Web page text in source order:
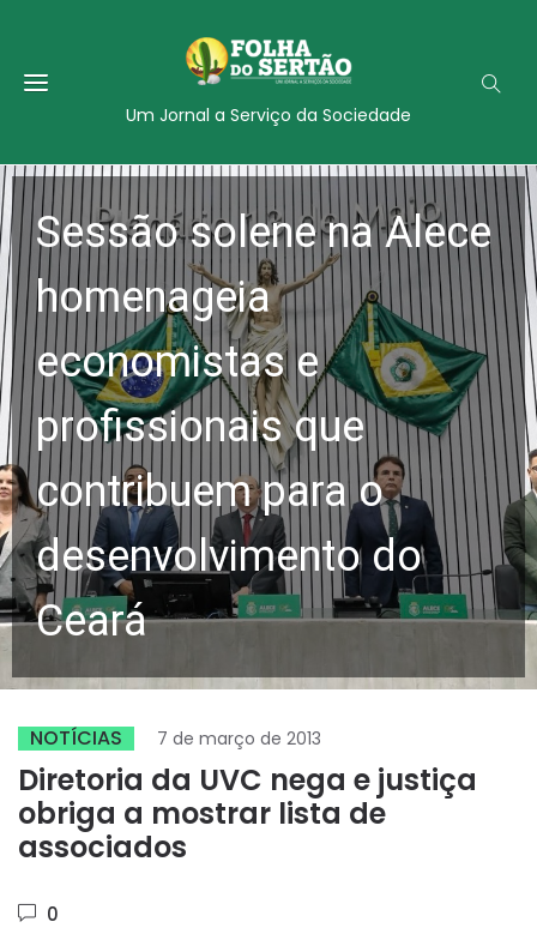
Um Jornal a Serviço da Sociedade
Sessão solene na Alece
homenageia
economistas e
profissionais que
contribuem para o
desenvolvimento do
Ceará
NOTÍCIAS 7 de março de 2013
Diretoria da UVC nega e justiça
obriga a mostrar lista de
associados
0